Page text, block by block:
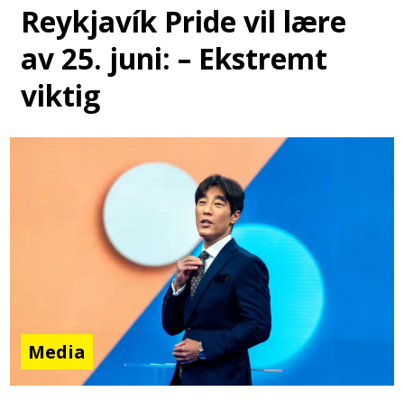
Reykjavík Pride vil lære
av 25. juni: – Ekstremt
viktig
Media